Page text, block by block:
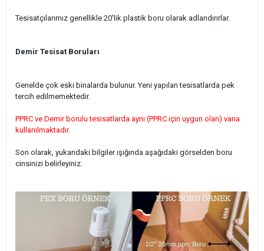
Tesisatçılarımız genellikle 20'lik plastik boru olarak adlandırırlar.
Demir Tesisat Boruları
Genelde çok eski binalarda bulunur. Yeni yapılan tesisatlarda pek
tercih edilmemektedir.
PPRC ve Demir borulu tesisatlarda aynı (PPRC için uygun olan) vana
kullanılmaktadır.
Son olarak, yukarıdaki bilgiler ışığında aşağıdaki görselden boru
cinsinizi belirleyiniz.